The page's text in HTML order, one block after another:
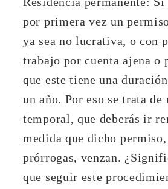
por primera vez un
ya sea no lucrativa, o con
trabajo por cuenta ajena o
que este tiene una
un año. Por eso se trata de
temporal, que deberás ir
medida que dicho permiso,
prórrogas, venzan.
que seguir este